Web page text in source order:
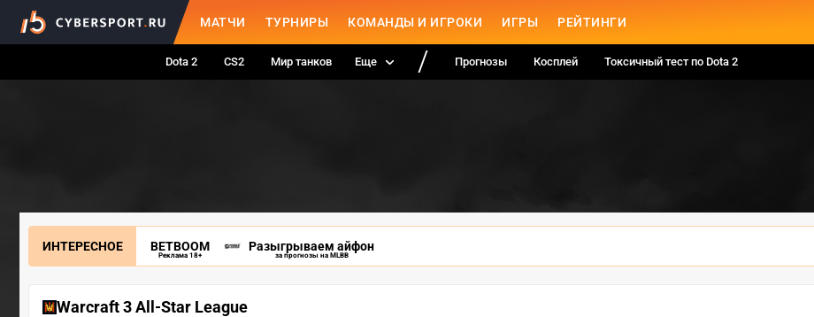
МАТЧИ ТУРНИРЫ КОМАНДЫ И ИГРОКИ ИГРЫ РЕЙТИНГИ
Dota 2 CS2 Мир танков Еще Прогнозы Косплей Токсичный тест по Dota 2
ИНТЕРЕСНОЕ BETBOOM
Реклама 18+
Разыгрываем айфон
за прогнозы на MLBB
Warcraft 3 All-Star League